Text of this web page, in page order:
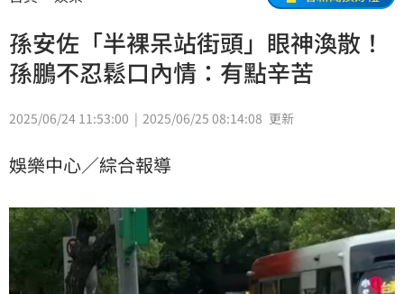
孫安佐「半裸呆站街頭」眼神渙散！
孫鵬不忍鬆口內情：有點辛苦
2025/06/24 11:53:00 2025/06/25 08:14:08 更新
娛樂中心／綜合報導